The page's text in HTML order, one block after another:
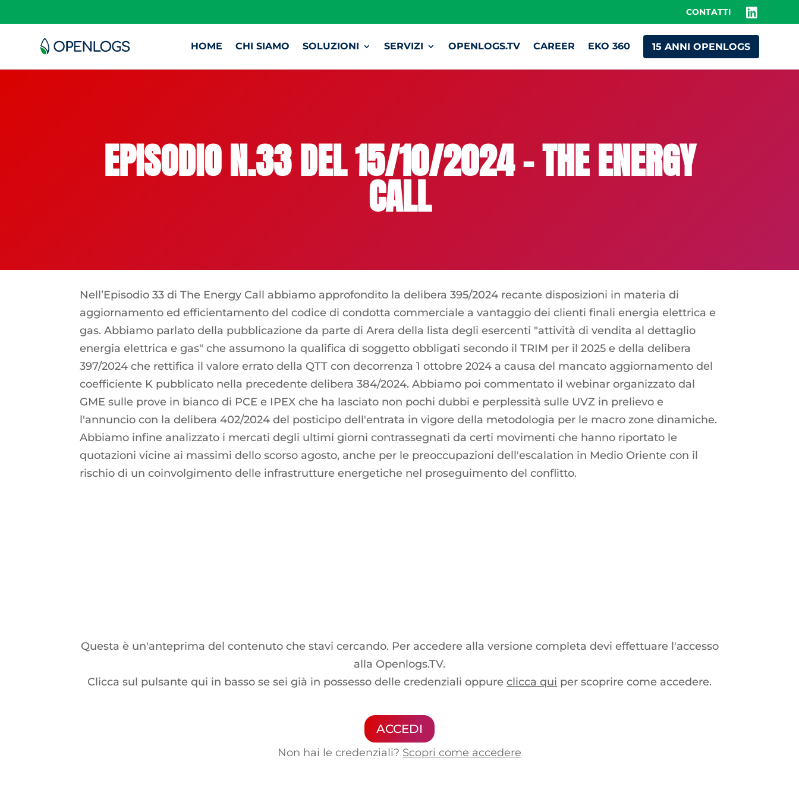
CONTATTI
HOME CHI SIAMO SOLUZIONI SERVIZI OPENLOGS.TV CAREER EKO 360 15 ANNI OPENLOGS
EPISODIO N.33 DEL 15/10/2024 – THE ENERGY
CALL
Nell’Episodio 33 di The Energy Call abbiamo approfondito la delibera 395/2024 recante disposizioni in materia di
aggiornamento ed efficientamento del codice di condotta commerciale a vantaggio dei clienti finali energia elettrica e
gas. Abbiamo parlato della pubblicazione da parte di Arera della lista degli esercenti "attività di vendita al dettaglio
energia elettrica e gas" che assumono la qualifica di soggetto obbligati secondo il TRIM per il 2025 e della delibera
397/2024 che rettifica il valore errato della QTT con decorrenza 1 ottobre 2024 a causa del mancato aggiornamento del
coefficiente K pubblicato nella precedente delibera 384/2024. Abbiamo poi commentato il webinar organizzato dal
GME sulle prove in bianco di PCE e IPEX che ha lasciato non pochi dubbi e perplessità sulle UVZ in prelievo e
l'annuncio con la delibera 402/2024 del posticipo dell'entrata in vigore della metodologia per le macro zone dinamiche.
Abbiamo infine analizzato i mercati degli ultimi giorni contrassegnati da certi movimenti che hanno riportato le
quotazioni vicine ai massimi dello scorso agosto, anche per le preoccupazioni dell'escalation in Medio Oriente con il
rischio di un coinvolgimento delle infrastrutture energetiche nel proseguimento del conflitto.
Questa è un'anteprima del contenuto che stavi cercando. Per accedere alla versione completa devi effettuare l'accesso
alla Openlogs.TV.
Clicca sul pulsante qui in basso se sei già in possesso delle credenziali oppure clicca qui per scoprire come accedere.
ACCEDI
Non hai le credenziali? Scopri come accedere